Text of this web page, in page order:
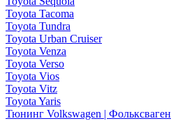
Toyota Tacoma
Toyota Tundra
Toyota Urban Cruiser
Toyota Venza
Toyota Verso
Toyota Vios
Toyota Vitz
Toyota Yaris
Тюнинг Volkswagen | Фольксваген